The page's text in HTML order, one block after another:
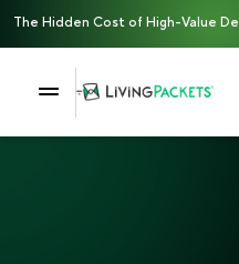
The Hidden Cost of High-Value